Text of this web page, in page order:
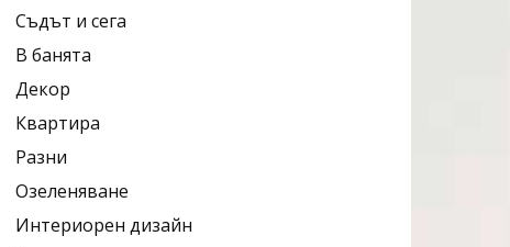
Съдът и сега
В банята
Декор
Квартира
Разни
Озеленяване
Интериорен дизайн